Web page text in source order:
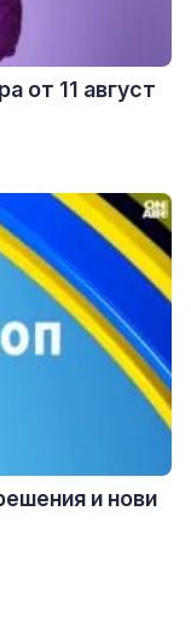
от 11 август
и нови